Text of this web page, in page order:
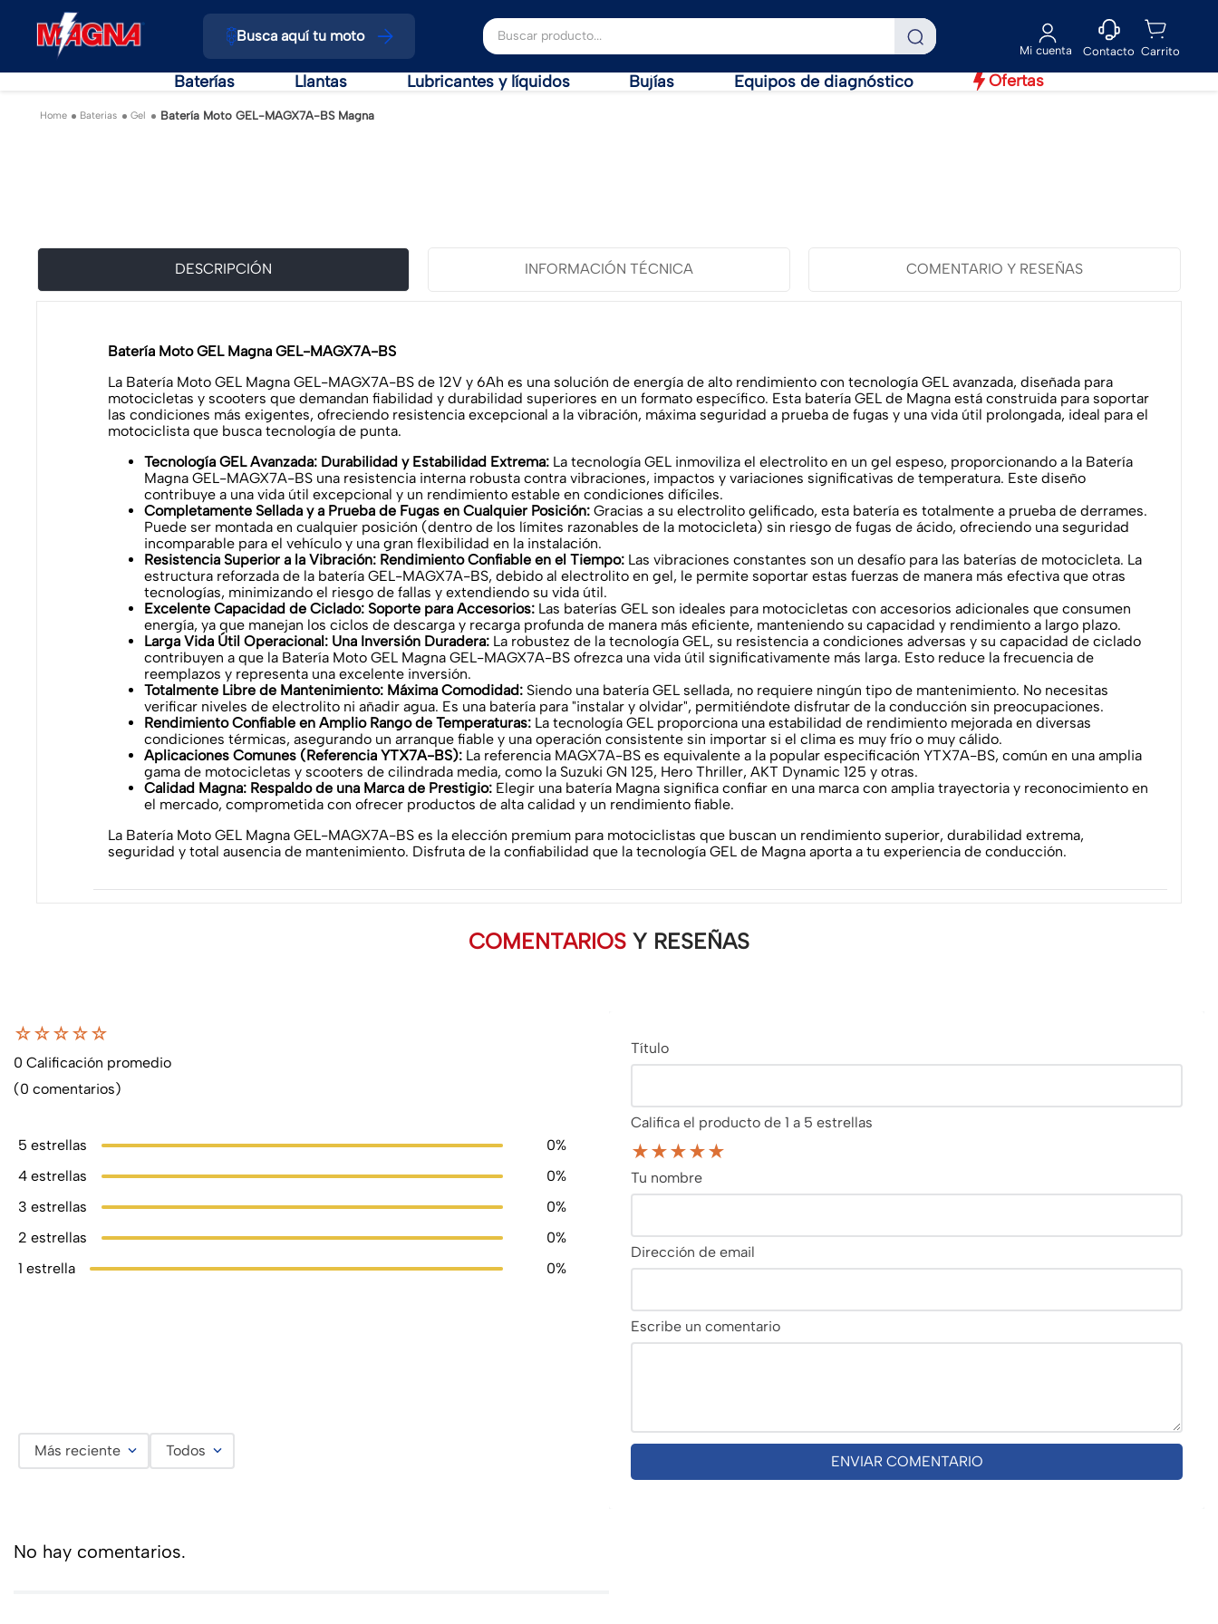
Busca aquí tu moto
Buscar producto...
Contacto
Baterías Llantas Lubricantes y líquidos Bujías Equipos de diagnóstico Ofertas
Baterias Gel Batería Moto GEL-MAGX7A-BS Magna
DESCRIPCIÓN INFORMACIÓN TÉCNICA COMENTARIO Y RESEÑAS
Batería Moto GEL Magna GEL-MAGX7A-BS
La Batería Moto GEL Magna GEL-MAGX7A-BS de 12V y 6Ah es una solución de energía de alto rendimiento con tecnología GEL avanzada, diseñada para
motocicletas y scooters que demandan fiabilidad y durabilidad superiores en un formato específico. Esta batería GEL de Magna está construida para soportar
las condiciones más exigentes, ofreciendo resistencia excepcional a la vibración, máxima seguridad a prueba de fugas y una vida útil prolongada, ideal para el
motociclista que busca tecnología de punta.
Tecnología GEL Avanzada: Durabilidad y Estabilidad Extrema: La tecnología GEL inmoviliza el electrolito en un gel espeso, proporcionando a la Batería
Magna GEL-MAGX7A-BS una resistencia interna robusta contra vibraciones, impactos y variaciones significativas de temperatura. Este diseño
contribuye a una vida útil excepcional y un rendimiento estable en condiciones difíciles.
Completamente Sellada y a Prueba de Fugas en Cualquier Posición: Gracias a su electrolito gelificado, esta batería es totalmente a prueba de derrames.
Puede ser montada en cualquier posición (dentro de los límites razonables de la motocicleta) sin riesgo de fugas de ácido, ofreciendo una seguridad
incomparable para el vehículo y una gran flexibilidad en la instalación.
Resistencia Superior a la Vibración: Rendimiento Confiable en el Tiempo: Las vibraciones constantes son un desafío para las baterías de motocicleta. La
estructura reforzada de la batería GEL-MAGX7A-BS, debido al electrolito en gel, le permite soportar estas fuerzas de manera más efectiva que otras
tecnologías, minimizando el riesgo de fallas y extendiendo su vida útil.
Excelente Capacidad de Ciclado: Soporte para Accesorios: Las baterías GEL son ideales para motocicletas con accesorios adicionales que consumen
energía, ya que manejan los ciclos de descarga y recarga profunda de manera más eficiente, manteniendo su capacidad y rendimiento a largo plazo.
Larga Vida Útil Operacional: Una Inversión Duradera: La robustez de la tecnología GEL, su resistencia a condiciones adversas y su capacidad de ciclado
contribuyen a que la Batería Moto GEL Magna GEL-MAGX7A-BS ofrezca una vida útil significativamente más larga. Esto reduce la frecuencia de
reemplazos y representa una excelente inversión.
Totalmente Libre de Mantenimiento: Máxima Comodidad: Siendo una batería GEL sellada, no requiere ningún tipo de mantenimiento. No necesitas
verificar niveles de electrolito ni añadir agua. Es una batería para "instalar y olvidar", permitiéndote disfrutar de la conducción sin preocupaciones.
Rendimiento Confiable en Amplio Rango de Temperaturas: La tecnología GEL proporciona una estabilidad de rendimiento mejorada en diversas
condiciones térmicas, asegurando un arranque fiable y una operación consistente sin importar si el clima es muy frío o muy cálido.
Aplicaciones Comunes (Referencia YTX7A-BS): La referencia MAGX7A-BS es equivalente a la popular especificación YTX7A-BS, común en una amplia
gama de motocicletas y scooters de cilindrada media, como la Suzuki GN 125, Hero Thriller, AKT Dynamic 125 y otras.
Calidad Magna: Respaldo de una Marca de Prestigio: Elegir una batería Magna significa confiar en una marca con amplia trayectoria y reconocimiento en
el mercado, comprometida con ofrecer productos de alta calidad y un rendimiento fiable.
La Batería Moto GEL Magna GEL-MAGX7A-BS es la elección premium para motociclistas que buscan un rendimiento superior, durabilidad extrema,
seguridad y total ausencia de mantenimiento. Disfruta de la confiabilidad que la tecnología GEL de Magna aporta a tu experiencia de conducción.
COMENTARIOS Y RESEÑAS
☆☆☆☆☆
0 Calificación promedio
(0 comentarios)
5 estrellas
0%
4 estrellas
0%
3 estrellas
0%
2 estrellas
0%
1 estrella
0%
Título
Califica el producto de 1 a 5 estrellas
★★★★★
Tu nombre
Dirección de email
Escribe un comentario
ENVIAR COMENTARIO
Más reciente Todos
No hay comentarios.